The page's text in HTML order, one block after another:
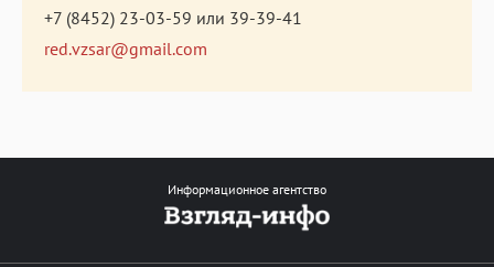
+7 (8452) 23-03-59 или 39-39-41
red.vzsar@gmail.com
Информационное агентство